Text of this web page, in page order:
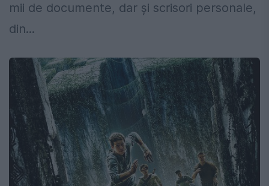
mii de documente, dar şi scrisori personale,
din...